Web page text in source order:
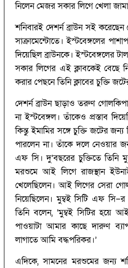
নিলেন মেজর সকার লিগে খেলা
শনিবারই দেশর্ন ব্রাউন সই
সাক্রামেন্টোতে। ইস্টবেঙ্গলের
দিয়েছিল ব্রাউনকে। ইস্টবেঙ্গলের
সকার লিগের এই ক্লাবকেই বেছে
করার পেছনে তিনি ক্লাবের চুক্তি
দেশর্ন ব্রাউন ছাড়াও তরুণ
না ইস্টবেঙ্গল। তাঁকেও প্রস্তাব
কিন্তু ইমামির সঙ্গে চুক্তি জটের
পারলেন না। তাঁকে দলে নেওয়ার
এফ সি। দু’‌বছরের চুক্তিতে তিনি
মরশুমে আই লিগে রাজস্থান
খেলেছিলেন। আই লিগের সেরা
নিয়েছিলেন। মুম্বই সিটি এফ
তিনি বলেন, ‘‌মুম্বই সিটির হয়ে
পাওয়াটা আমার কাছে দারুণ
লাগাতে আমি বদ্ধপরিকর।’‌
এদিকে, সামনের মরশুমের জন্য